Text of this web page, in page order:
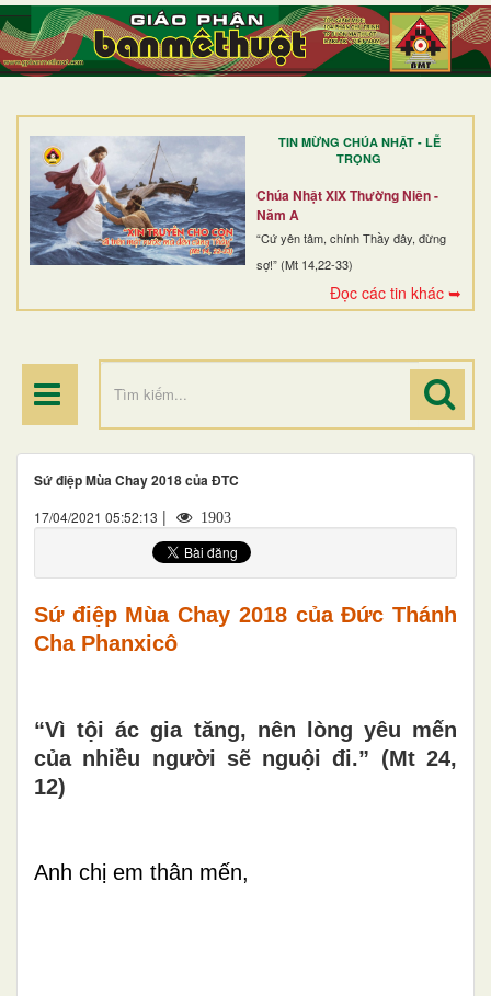
TIN MỪNG CHÚA NHẬT - LỄ
TRỌNG
Chúa Nhật XIX Thường Niên -
Năm A
“Cứ yên tâm, chính Thầy đây, đừng
sợ!” (Mt 14,22-33)
Đọc các tin khác ➥
TRANG NHẤT
GIỚI THIỆU
DÒNG TU
BAN MỤC VỤ
ĐOÀN THỂ CG
Sứ điệp Mùa Chay 2018 của ĐTC
17/04/2021 05:52:13 | 1903
Sứ điệp Mùa Chay 2018 của Đức Thánh
Cha Phanxicô
“Vì tội ác gia tăng, nên lòng yêu mến
của nhiều người sẽ nguội đi.” (Mt 24,
12)
Anh chị em thân mến,